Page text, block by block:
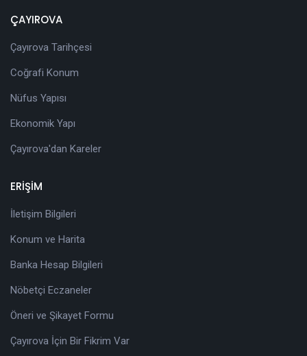
ÇAYIROVA
Çayırova Tarihçesi
Coğrafi Konum
Nüfus Yapısı
Ekonomik Yapı
Çayırova'dan Kareler
ERİŞİM
İletişim Bilgileri
Konum ve Harita
Banka Hesap Bilgileri
Nöbetçi Eczaneler
Öneri ve Şikayet Formu
Çayırova İçin Bir Fikrim Var